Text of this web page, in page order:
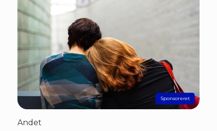
Andet